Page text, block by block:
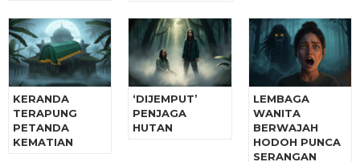
KERANDA
TERAPUNG
PETANDA
KEMATIAN
‘DIJEMPUT’
PENJAGA
HUTAN
LEMBAGA
WANITA
BERWAJAH
HODOH PUNCA
SERANGAN